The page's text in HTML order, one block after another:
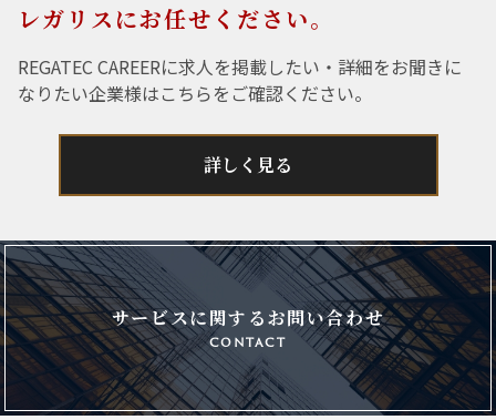
レガリスにお任せください。
REGATEC CAREERに求人を掲載したい・詳細をお聞きに
なりたい企業様はこちらをご確認ください。
詳しく見る
サービスに関するお問い合わせ
contact